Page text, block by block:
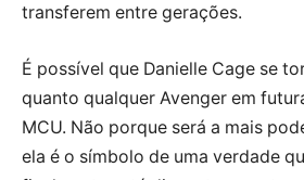
transferem entre gerações.
É possível que Danielle Cage se
quanto qualquer Avenger em
MCU. Não porque será a mais
ela é o símbolo de uma verdade